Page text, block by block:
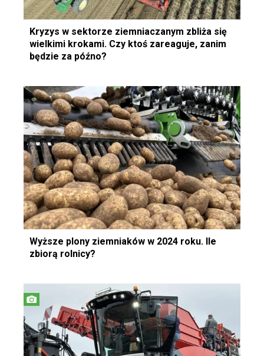
Kryzys w sektorze ziemniaczanym zbliża się
wielkimi krokami. Czy ktoś zareaguje, zanim
będzie za późno?
Wyższe plony ziemniaków w 2024 roku. Ile
zbiorą rolnicy?